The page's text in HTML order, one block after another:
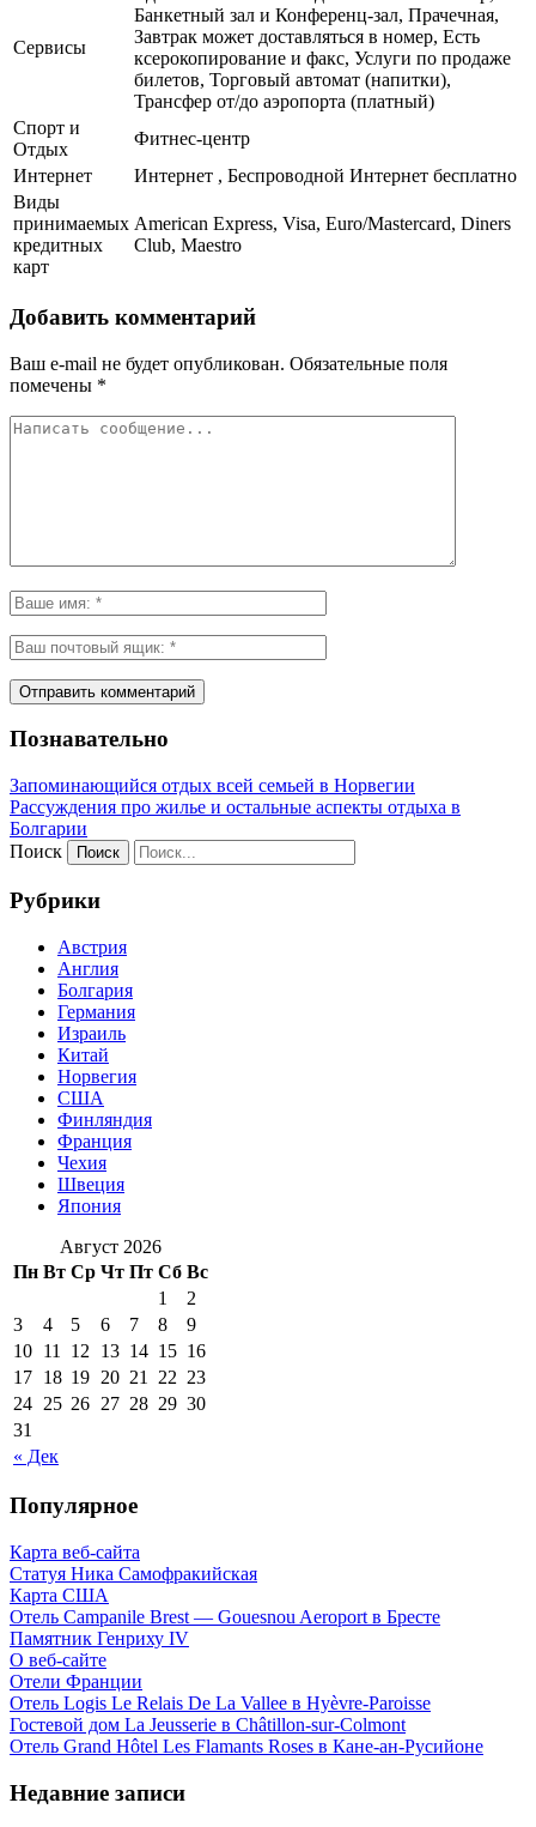
Сервисы
Банкетный зал и Конференц-зал, Прачечная,
Завтрак может доставляться в номер, Есть
ксерокопирование и факс, Услуги по продаже
билетов, Торговый автомат (напитки),
Трансфер от/до аэропорта (платный)
Спорт и
Отдых
Фитнес-центр
Интернет
Интернет , Беспроводной Интернет бесплатно
Виды
принимаемых
кредитных
карт
American Express, Visa, Euro/Mastercard, Diners
Club, Maestro
Добавить комментарий
Ваш e-mail не будет опубликован. Обязательные поля
помечены *
Познавательно
Запоминающийся отдых всей семьей в Норвегии
Рассуждения про жилье и остальные аспекты отдыха в
Болгарии
Поиск
Рубрики
Австрия
Англия
Болгария
Германия
Израиль
Китай
Норвегия
США
Финляндия
Франция
Чехия
Швеция
Япония
Август 2026
Пн Вт Ср Чт Пт Сб Вс
« Дек
1
2
3
4 5 6 7 8
9
10 11 12 13 14 15 16
17 18 19 20 21 22 23
24 25 26 27 28 29 30
31
Популярное
Карта веб-сайта
Статуя Ника Самофракийская
Карта США
Отель Campanile Brest — Gouesnou Aeroport в Бресте
Памятник Генриху IV
О веб-сайте
Отели Франции
Отель Logis Le Relais De La Vallee в Hyèvre-Paroisse
Гостевой дом La Jeusserie в Châtillon-sur-Colmont
Отель Grand Hôtel Les Flamants Roses в Кане-ан-Русийоне
Недавние записи